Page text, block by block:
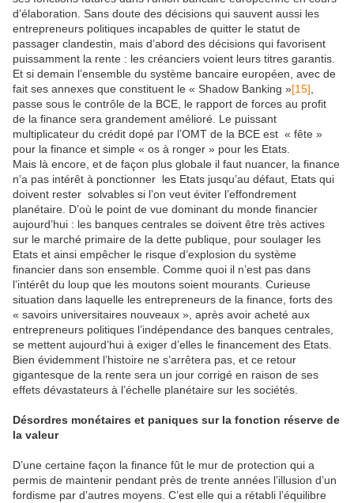
d’élaboration. Sans doute des décisions qui sauvent aussi les
entrepreneurs politiques incapables de quitter le statut de
passager clandestin, mais d’abord des décisions qui favorisent
puissamment la rente : les créanciers voient leurs titres garantis.
Et si demain l’ensemble du système bancaire européen, avec de
fait ses annexes que constituent le « Shadow Banking »[15],
passe sous le contrôle de la BCE, le rapport de forces au profit
de la finance sera grandement amélioré. Le puissant
multiplicateur du crédit dopé par l’OMT de la BCE est « fête »
pour la finance et simple « os à ronger » pour les Etats.
Mais là encore, et de façon plus globale il faut nuancer, la finance
n’a pas intérêt à ponctionner les Etats jusqu’au défaut, Etats qui
doivent rester solvables si l’on veut éviter l’effondrement
planétaire. D’où le point de vue dominant du monde financier
aujourd’hui : les banques centrales se doivent être très actives
sur le marché primaire de la dette publique, pour soulager les
Etats et ainsi empêcher le risque d’explosion du système
financier dans son ensemble. Comme quoi il n’est pas dans
l’intérêt du loup que les moutons soient mourants. Curieuse
situation dans laquelle les entrepreneurs de la finance, forts des
« savoirs universitaires nouveaux », après avoir acheté aux
entrepreneurs politiques l’indépendance des banques centrales,
se mettent aujourd’hui à exiger d’elles le financement des Etats.
Bien évidemment l’histoire ne s’arrêtera pas, et ce retour
gigantesque de la rente sera un jour corrigé en raison de ses
effets dévastateurs à l’échelle planétaire sur les sociétés.
Désordres monétaires et paniques sur la fonction réserve de
la valeur
D’une certaine façon la finance fût le mur de protection qui a
permis de maintenir pendant près de trente années l’illusion d’un
fordisme par d’autres moyens. C’est elle qui a rétabli l’équilibre